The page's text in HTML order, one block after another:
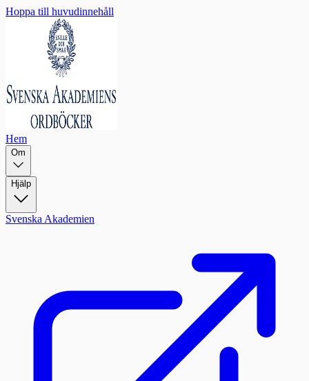
Hoppa till huvudinnehåll
Hem
Om
Hjälp
Svenska Akademien